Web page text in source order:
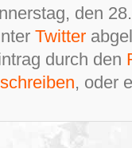
den
Twitter
durch den
, oder